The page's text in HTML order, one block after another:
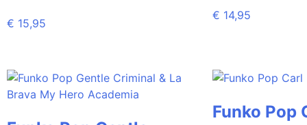
€ 15,95
€ 14,95
Funko Pop